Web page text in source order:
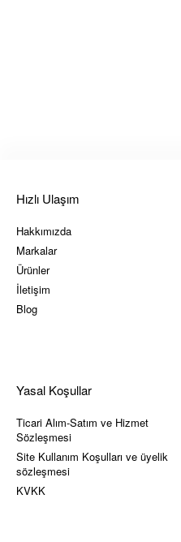
Hızlı Ulaşım
Hakkımızda
Markalar
Ürünler
İletişim
Blog
Yasal Koşullar
Ticari Alım-Satım ve Hizmet
Sözleşmesi
Site Kullanım Koşulları ve üyelik
sözleşmesi
KVKK